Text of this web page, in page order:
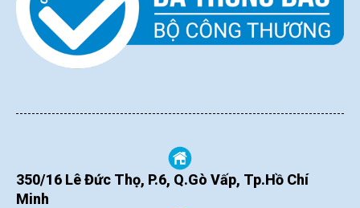
350/16 Lê Đức Thọ, P.6, Q.Gò Vấp, Tp.Hồ Chí
Minh